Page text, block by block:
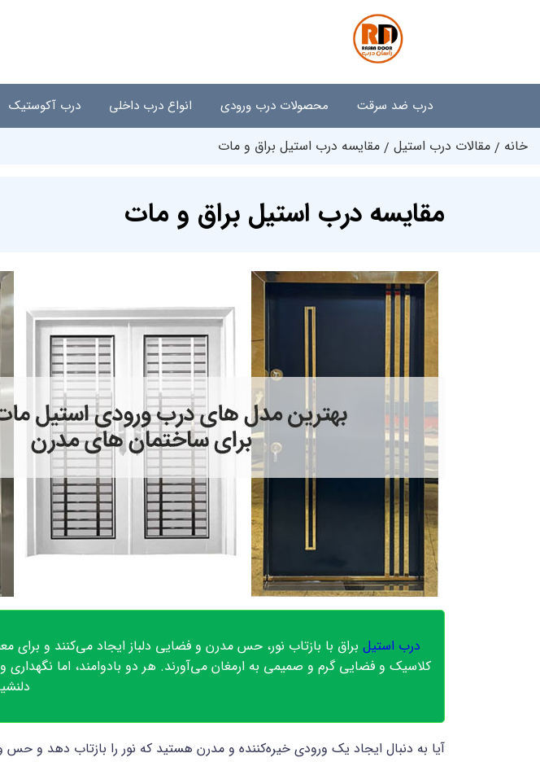
درب ضد سرقت محصولات درب ورودی انواع درب داخلی درب آکوستیک
خانه مقالات درب استیل مقایسه درب استیل براق و مات
مقایسه درب استیل براق و مات
درب‌ استیل براق با بازتاب نور، حس مدرن و فضایی دلباز ایجاد می‌کنند و
کلاسیک و فضایی گرم و صمیمی به ارمغان می‌آورند. هر دو بادوامند، اما
آیا به دنبال ایجاد یک ورودی خیره‌کننده و مدرن هستید که نور را بازتاب دهد و